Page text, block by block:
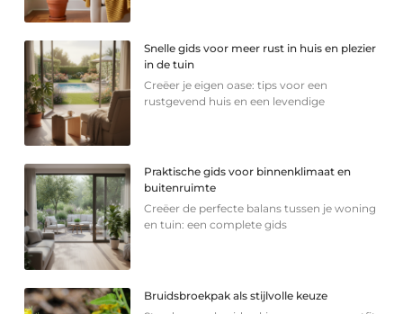
Snelle gids voor meer rust in huis en plezier
in de tuin
Creëer je eigen oase: tips voor een
rustgevend huis en een levendige
Praktische gids voor binnenklimaat en
buitenruimte
Creëer de perfecte balans tussen je woning
en tuin: een complete gids
Bruidsbroekpak als stijlvolle keuze